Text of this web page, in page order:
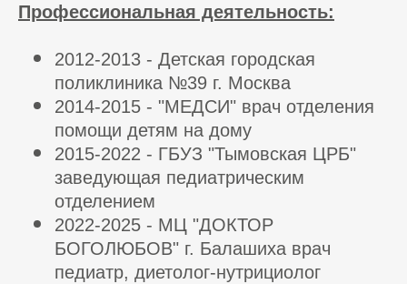
Профессиональная деятельность:
2012-2013 - Детская городская
поликлиника №39 г. Москва
2014-2015 - "МЕДСИ" врач отделения
помощи детям на дому
2015-2022 - ГБУЗ "Тымовская ЦРБ"
заведующая педиатрическим
отделением
2022-2025 - МЦ "ДОКТОР
БОГОЛЮБОВ" г. Балашиха врач
педиатр, диетолог-нутрициолог